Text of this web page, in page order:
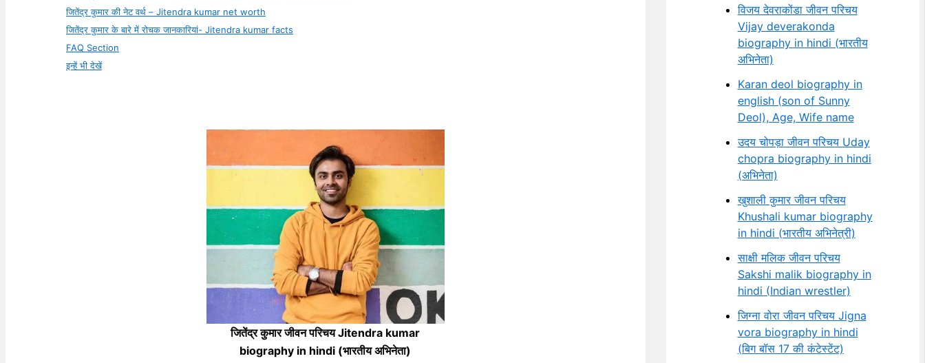
जितेंद्र कुमार की नेट वर्थ – Jitendra kumar net worth
जितेंद्र कुमार के बारे में रोचक जानकारियां- Jitendra kumar facts
FAQ Section
इन्हें भी देखें
जितेंद्र कुमार जीवन परिचय Jitendra kumar
biography in hindi (भारतीय अभिनेता)
विजय देवराकोंडा जीवन परिचय
Vijay deverakonda
biography in hindi (भारतीय
अभिनेता)
Karan deol biography in
english (son of Sunny
Deol), Age, Wife name
उदय चोपड़ा जीवन परिचय Uday
chopra biography in hindi
(अभिनेता)
खुशाली कुमार जीवन परिचय
Khushali kumar biography
in hindi (भारतीय अभिनेत्री)
साक्षी मलिक जीवन परिचय
Sakshi malik biography in
hindi (Indian wrestler)
जिग्ना वोरा जीवन परिचय Jigna
vora biography in hindi
(बिग बॉस 17 की कंटेस्टेंट)